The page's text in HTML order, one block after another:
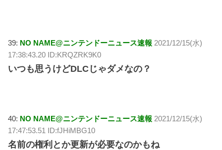
39: NO NAME@ニンテンドーニュース速報 2021/12/15(水)
17:38:43.20 ID:KRQZRK9K0
いつも思うけどDLCじゃダメなの？
40: NO NAME@ニンテンドーニュース速報 2021/12/15(水)
17:47:53.51 ID:fJHiMBG10
名前の権利とか更新が必要なのかもね